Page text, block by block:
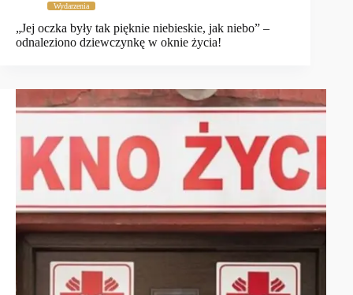
Wydarzenia
„Jej oczka były tak pięknie niebieskie, jak niebo” –
odnaleziono dziewczynkę w oknie życia!